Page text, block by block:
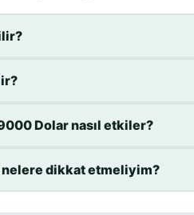
Dolar nasıl etkiler?
dikkat etmeliyim?